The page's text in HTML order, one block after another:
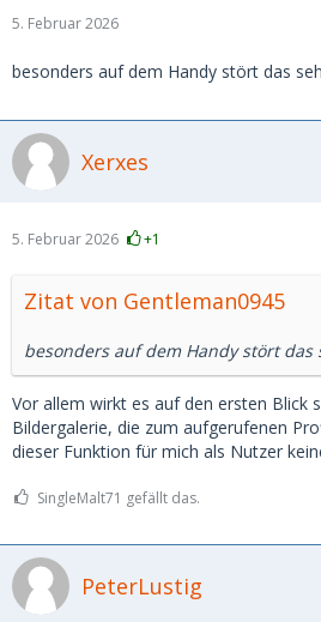
5. Februar 2026
besonders auf dem Handy stört das
Xerxes
5. Februar 2026 +1
Zitat von Gentleman0945
besonders auf dem Handy stört das
Vor allem wirkt es auf den ersten Blick
Bildergalerie, die zum aufgerufenen
dieser Funktion für mich als Nutzer
SingleMalt71 gefällt das.
PeterLustig